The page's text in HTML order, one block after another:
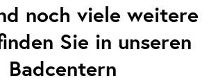
noch viele weitere
Sie in unseren
Badcentern